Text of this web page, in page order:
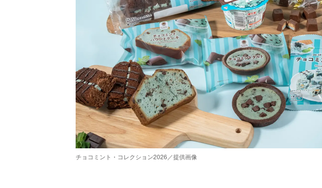
チョコミント・コレクション2026／提供画像